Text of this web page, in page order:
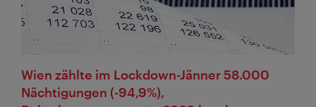
Wien zählte im Lockdown-Jänner 58.000
Nächtigungen (-94,9%),